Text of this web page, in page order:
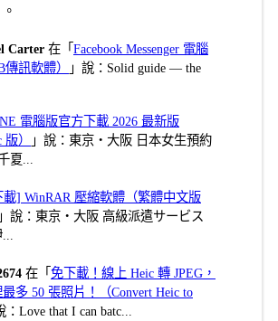
Carter 在「Facebook Messenger 電腦
訊軟體）
」說：Solid guide — the
電腦版官方下載 2026 最新版
版）
」說：東京・大阪 日本女生預約
夏...
載] WinRAR 壓縮軟體（繁體中文版
」說：東京・大阪 高級派遣サービス
在「免下載！線上 Heic 轉 JPEG，
多 50 張照片！（Convert Heic to
：Love that I can batc...